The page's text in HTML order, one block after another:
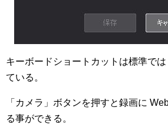
キーボードショートカットは標準で
ている。
「カメラ」ボタンを押すと録画に
る事ができる。